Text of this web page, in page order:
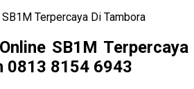
SB1M Terpercaya
0813 8154 6943